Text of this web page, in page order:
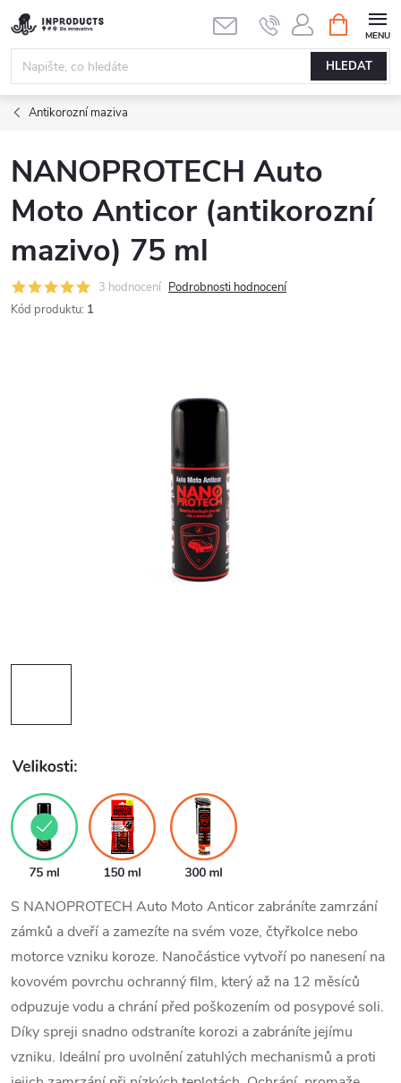
Přejít
na
obsah
HLEDAT
NÁKUPNÍ
KOŠÍK
Antikorozní maziva
NANOPROTECH Auto
Moto Anticor (antikorozní
mazivo) 75 ml
3 hodnocení Podrobnosti hodnocení
Kód produktu: 1
S NANOPROTECH Auto Moto Anticor zabráníte zamrzání
zámků a dveří a zamezíte na svém voze, čtyřkolce nebo
motorce vzniku koroze. Nanočástice vytvoří po nanesení na
kovovém povrchu ochranný film, který až na 12 měsíců
odpuzuje vodu a chrání před poškozením od posypové soli.
Díky spreji snadno odstraníte korozi a zabráníte jejímu
vzniku. Ideální pro uvolnění zatuhlých mechanismů a proti